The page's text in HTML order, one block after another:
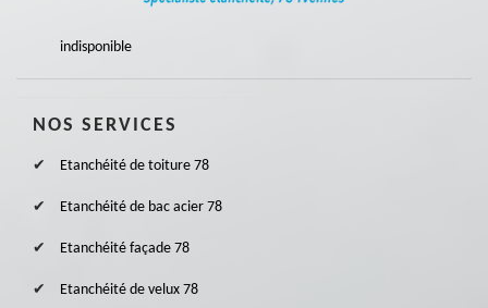
indisponible
NOS SERVICES
Etanchéité de toiture 78
Etanchéité de bac acier 78
Etanchéité façade 78
Etanchéité de velux 78